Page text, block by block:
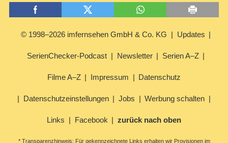
© 1998–2026 imfernsehen GmbH & Co. KG Updates
SerienChecker-Podcast Newsletter Serien A–Z
Filme A–Z Impressum Datenschutz
Datenschutzeinstellungen Jobs Werbung schalten
Links Facebook zurück nach oben
* Transparenzhinweis: Für gekennzeichnete Links erhalten wir Provisionen im